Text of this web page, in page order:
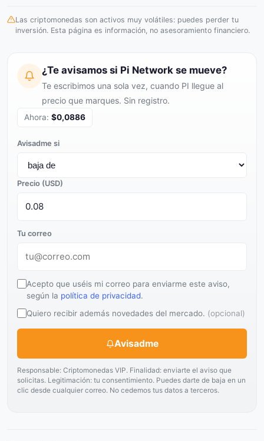
Las criptomonedas son activos muy volátiles: puedes perder tu
inversión. Esta página es información, no asesoramiento financiero.
¿Te avisamos si Pi Network se mueve?
Te escribimos una sola vez, cuando PI llegue al
precio que marques. Sin registro.
Ahora: $0,0886
Avisadme si
Precio (USD)
Tu correo
Acepto que uséis mi correo para enviarme este aviso,
según la política de privacidad.
Quiero recibir además novedades del mercado. (opcional)
Avisadme
Responsable: Criptomonedas VIP. Finalidad: enviarte el aviso que
solicitas. Legitimación: tu consentimiento. Puedes darte de baja en un
clic desde cualquier correo. No cedemos tus datos a terceros.